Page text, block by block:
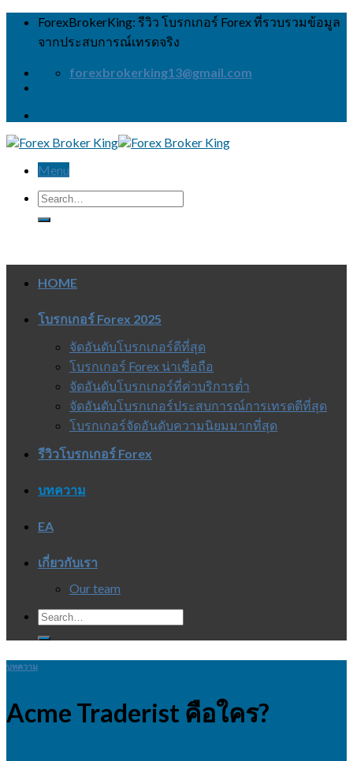
Skip
content
ForexBrokerKing: รีวิว โบรกเกอร์ Forex ที่รวบรวมข้อมูล
จากประสบการณ์เทรดจริง
forexbrokerking13@gmail.com
Menu
HOME
โบรกเกอร์ Forex 2025
จัดอันดับโบรกเกอร์ดีที่สุด
โบรกเกอร์ Forex น่าเชื่อถือ
จัดอันดับโบรกเกอร์ที่ค่าบริการต่ำ
จัดอันดับโบรกเกอร์ประสบการณ์การเทรดดีที่สุด
โบรกเกอร์จัดอันดับความนิยมมากที่สุด
รีวิวโบรกเกอร์ Forex
บทความ
EA
เกี่ยวกับเรา
Our team
บทความ
Acme Traderist คือใคร?